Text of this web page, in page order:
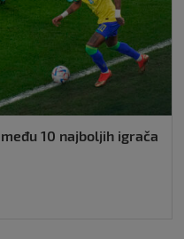
10 najboljih igrača